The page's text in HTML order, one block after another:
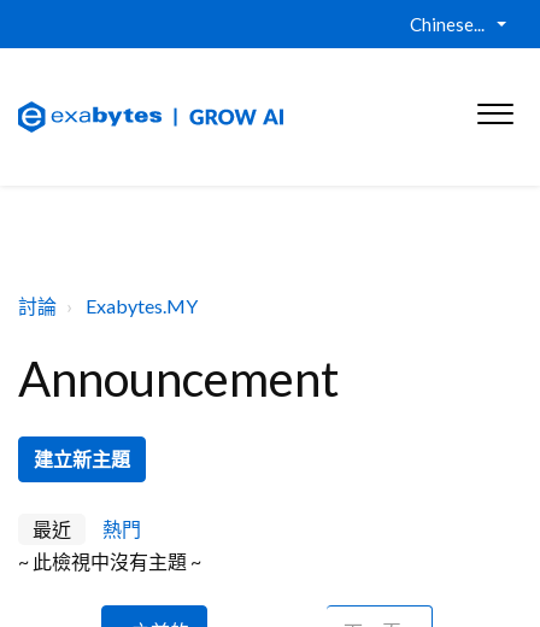
Chinese...
討論 Exabytes.MY
Announcement
建立新主題
最近
熱門
~ 此檢視中沒有主題 ~